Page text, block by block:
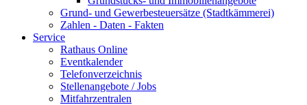
Grund- und Gewerbesteuersätze (Stadtkämmerei)
Zahlen - Daten - Fakten
Service
Rathaus Online
Eventkalender
Telefonverzeichnis
Stellenangebote / Jobs
Mitfahrzentralen